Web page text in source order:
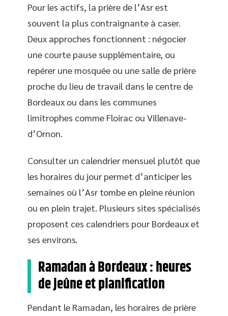
Pour les actifs, la prière de l’Asr est
souvent la plus contraignante à caser.
Deux approches fonctionnent : négocier
une courte pause supplémentaire, ou
repérer une mosquée ou une salle de prière
proche du lieu de travail dans le centre de
Bordeaux ou dans les communes
limitrophes comme Floirac ou Villenave-
d’Ornon.
Consulter un calendrier mensuel plutôt que
les horaires du jour permet d’anticiper les
semaines où l’Asr tombe en pleine réunion
ou en plein trajet. Plusieurs sites spécialisés
proposent ces calendriers pour Bordeaux et
ses environs.
Ramadan à Bordeaux : heures
de jeûne et planification
Pendant le Ramadan, les horaires de prière